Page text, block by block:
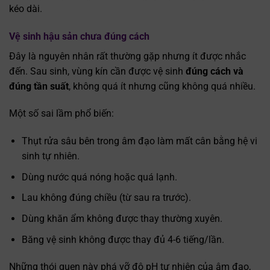
kéo dài.
Vệ sinh hậu sản chưa đúng cách
Đây là nguyên nhân rất thường gặp nhưng ít được nhắc
đến. Sau sinh, vùng kín cần được vệ sinh đúng cách và
đúng tần suất, không quá ít nhưng cũng không quá nhiều.
Một số sai lầm phổ biến:
Thụt rửa sâu bên trong âm đạo làm mất cân bằng hệ vi
sinh tự nhiên.
Dùng nước quá nóng hoặc quá lạnh.
Lau không đúng chiều (từ sau ra trước).
Dùng khăn ẩm không được thay thường xuyên.
Băng vệ sinh không được thay đủ 4-6 tiếng/lần.
Những thói quen này phá vỡ độ pH tự nhiên của âm đạo,